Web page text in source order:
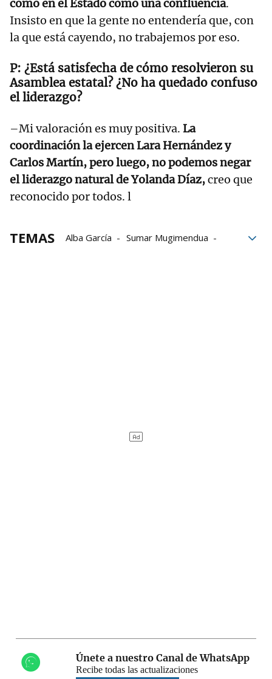
como en el Estado como una confluencia.
Insisto en que la gente no entendería que, con
la que está cayendo, no trabajemos por eso.
¿Está satisfecha de cómo resolvieron su
Asamblea estatal? ¿No ha quedado confuso
el liderazgo?
–Mi valoración es muy positiva. La
coordinación la ejercen Lara Hernández y
Carlos Martín, pero luego, no podemos negar
el liderazgo natural de Yolanda Díaz,creo que
reconocido por todos. l
TEMAS Alba García
Sumar Mugimendua
Únete a nuestro Canal de WhatsApp
Recibe todas las actualizaciones